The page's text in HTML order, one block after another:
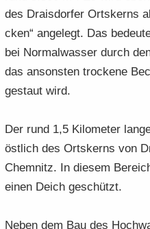
des Drai­s­dor­fer Orts­kerns
cken“ an­ge­legt. Das
bei Nor­mal­was­ser durch
das an­sons­ten tro­cke­ne
ge­staut wird.
Der rund 1,5 Ki­lo­me­ter
öst­lich des Orts­kerns von
Chem­nitz. In die­sem
einen Deich ge­schützt.
Neben dem Bau des